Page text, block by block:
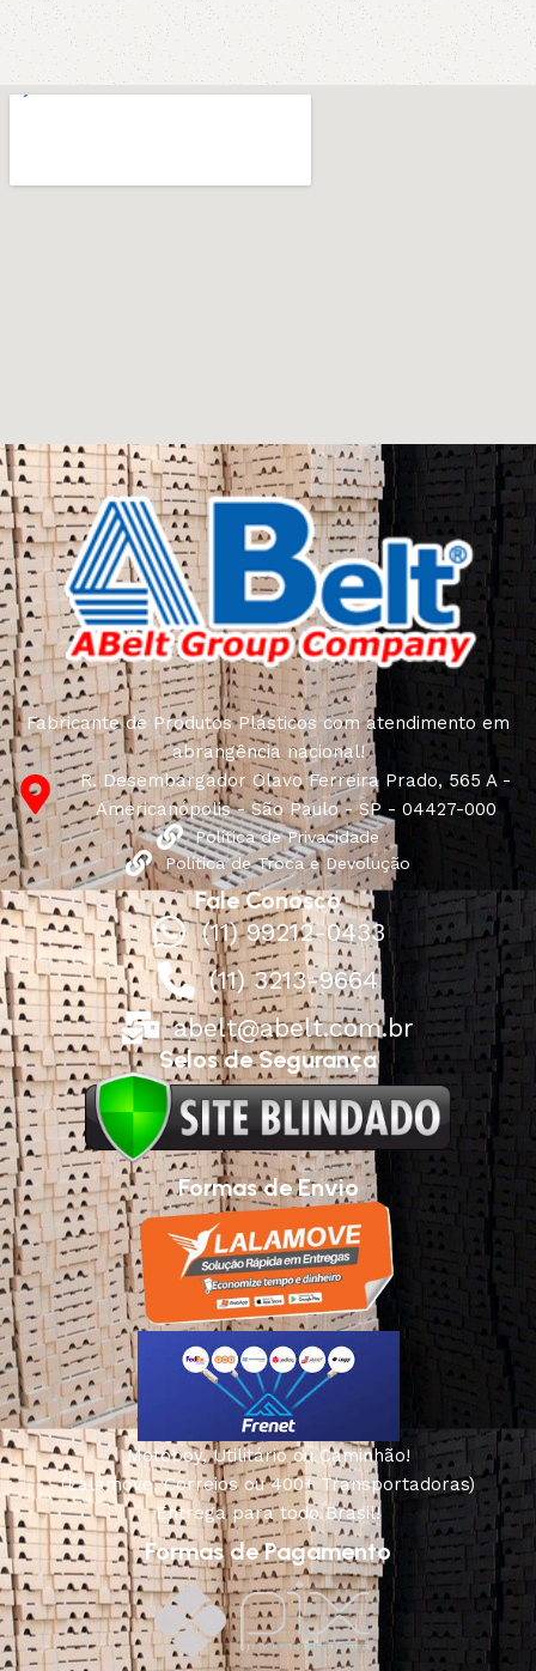
Fabricante de Produtos Plásticos com atendimento em
abrangência nacional!
R. Desembargador Olavo Ferreira Prado, 565 A -
Americanópolis - São Paulo - SP - 04427-000
Política de Privacidade
Política de Troca e Devolução
Fale Conosco
(11) 99212-0433
(11) 3213-9664
abelt@abelt.com.br
Selos de Segurança
Formas de Envio
Motoboy, Utilitário ou Caminhão!
(Lalamove, Correios ou 400+ Transportadoras)
Entrega para todo Brasil!
Formas de Pagamento